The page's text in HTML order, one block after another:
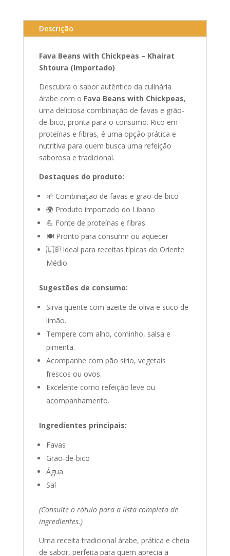
Descrição
Fava Beans with Chickpeas – Khairat
Shtoura (Importado)
Descubra o sabor autêntico da culinária
árabe com o Fava Beans with Chickpeas,
uma deliciosa combinação de favas e grão-
de-bico, pronta para o consumo. Rico em
proteínas e fibras, é uma opção prática e
nutritiva para quem busca uma refeição
saborosa e tradicional.
Destaques do produto:
🌱 Combinação de favas e grão-de-bico
🌍 Produto importado do Líbano
💪 Fonte de proteínas e fibras
🍽️ Pronto para consumir ou aquecer
🇱🇧 Ideal para receitas típicas do Oriente
Médio
Sugestões de consumo:
Sirva quente com azeite de oliva e suco de
limão.
Tempere com alho, cominho, salsa e
pimenta.
Acompanhe com pão sírio, vegetais
frescos ou ovos.
Excelente como refeição leve ou
acompanhamento.
Ingredientes principais:
Favas
Grão-de-bico
Água
Sal
(Consulte o rótulo para a lista completa de
ingredientes.)
Uma receita tradicional árabe, prática e cheia
de sabor, perfeita para quem aprecia a